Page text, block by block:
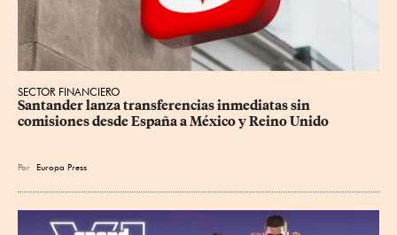
SECTOR FINANCIERO
Santander lanza transferencias inmediatas sin
comisiones desde España a México y Reino Unido
Por Europa Press